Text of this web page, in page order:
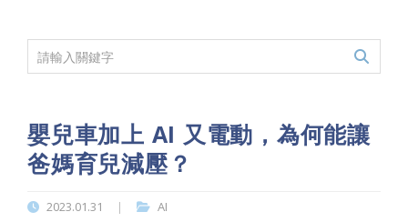
嬰兒車加上 AI 又電動，為何能讓
爸媽育兒減壓？
2023.01.31 | AI